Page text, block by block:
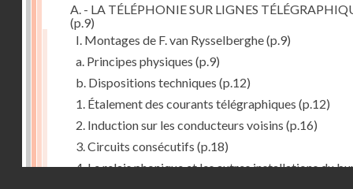
A. - LA TÉLÉPHONIE SUR LIGNES
(p.9)
I. Montages de F. van Rysselberghe(p.9)
a. Principes physiques (p.9)
b. Dispositions techniques (p.12)
1. Étalement des courants télégraphiques (p.12)
2. Induction sur les conducteurs voisins (p.16)
3. Circuits consécutifs (p.18)
4. Le relais phonique et les autres installations du